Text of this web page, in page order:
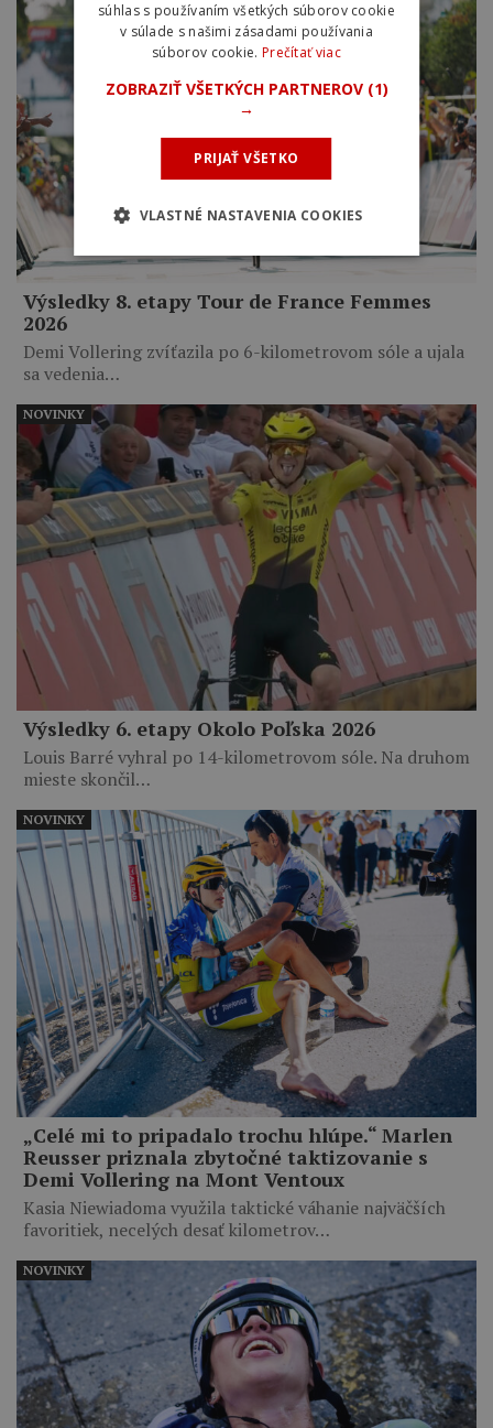
Výsledky 8. etapy Tour de France Femmes
2026
Demi Vollering zvíťazila po 6-kilometrovom sóle a ujala
sa vedenia…
Výsledky 6. etapy Okolo Poľska 2026
Louis Barré vyhral po 14-kilometrovom sóle. Na druhom
mieste skončil…
NOVINKY
„Celé mi to pripadalo trochu hlúpe.“ Marlen
Reusser priznala zbytočné taktizovanie s
Demi Vollering na Mont Ventoux
Kasia Niewiadoma využila taktické váhanie najväčších
favoritiek, necelých desať kilometrov…
NOVINKY
NOVINKY
súhlas s používaním všetkých súborov cookie
v súlade s našimi zásadami používania
súborov cookie. Prečítať viac
ZOBRAZIŤ VŠETKÝCH PARTNEROV (1)
→
PRIJAŤ VŠETKO
VLASTNÉ NASTAVENIA COOKIES